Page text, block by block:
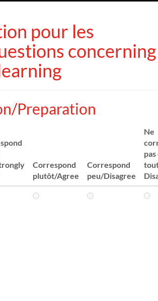
pour les
concerning
Preparation
Correspond
plutôt/Agree
Correspond
peu/Disagree
Ne
pas